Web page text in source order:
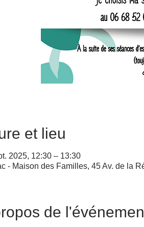
et lieu
2025, 12:30 – 13:30
- Maison des Familles, 45 Av. de la
de